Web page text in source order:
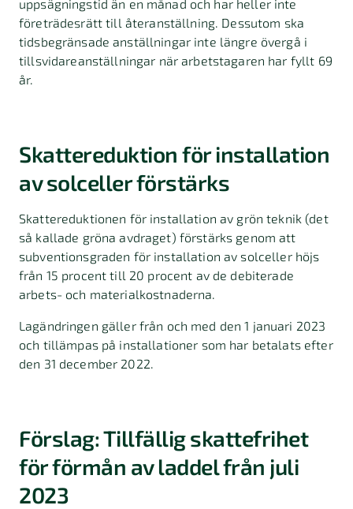
uppsägningstid än en månad och har heller inte
företrädesrätt till återanställning. Dessutom ska
tidsbegränsade anställningar inte längre övergå i
tillsvidareanställningar när arbetstagaren har fyllt 69
år.
Skattereduktion för installation
av solceller förstärks
Skattereduktionen för installation av grön teknik (det
så kallade gröna avdraget) förstärks genom att
subventionsgraden för installation av solceller höjs
från 15 procent till 20 procent av de debiterade
arbets- och materialkostnaderna.
Lagändringen gäller från och med den 1 januari 2023
och tillämpas på installationer som har betalats efter
den 31 december 2022.
Förslag: Tillfällig skattefrihet
för förmån av laddel från juli
2023